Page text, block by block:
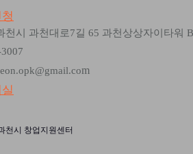
천시 과천대로7길 65 과천상상자이타워
m
천시 창업지원센터